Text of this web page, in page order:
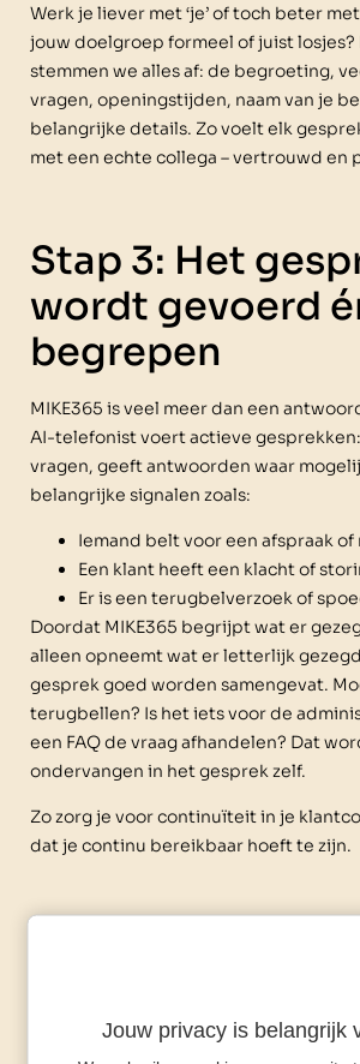
Werk je liever met ‘je’ of toch beter met
jouw doelgroep formeel of juist losjes?
stemmen we alles af: de begroeting,
vragen, openingstijden, naam van je
belangrijke details. Zo voelt elk
met een echte collega – vertrouwd en
Stap 3: Het
wordt gevoerd
begrepen
MIKE365 is veel meer dan een
AI-telefonist voert actieve
vragen, geeft antwoorden waar
belangrijke signalen zoals:
Iemand belt voor een afspraak
Een klant heeft een klacht of
Er is een terugbelverzoek of
Doordat MIKE365 begrijpt wat er
alleen opneemt wat er letterlijk
gesprek goed worden samengevat.
terugbellen? Is het iets voor de
een FAQ de vraag afhandelen? Dat
ondervangen in het gesprek zelf.
Zo zorg je voor continuïteit in je
dat je continu bereikbaar hoeft te zijn.
Jouw privacy is belangrijk